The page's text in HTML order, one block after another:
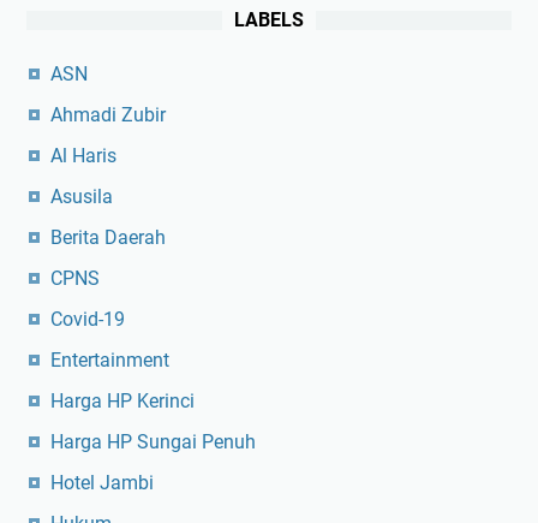
LABELS
ASN
Ahmadi Zubir
Al Haris
Asusila
Berita Daerah
CPNS
Covid-19
Entertainment
Harga HP Kerinci
Harga HP Sungai Penuh
Hotel Jambi